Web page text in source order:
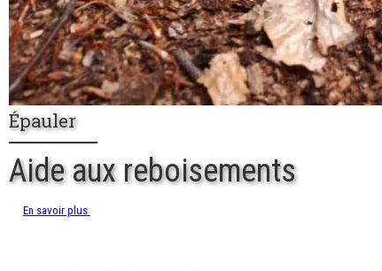
Épauler
Aide aux reboisements
En savoir plus